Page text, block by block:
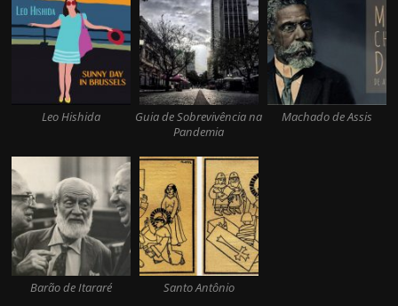
Leo Hishida
Guia de Sobrevivência na
Pandemia
Machado de Assis
Barão de Itararé Santo Antônio